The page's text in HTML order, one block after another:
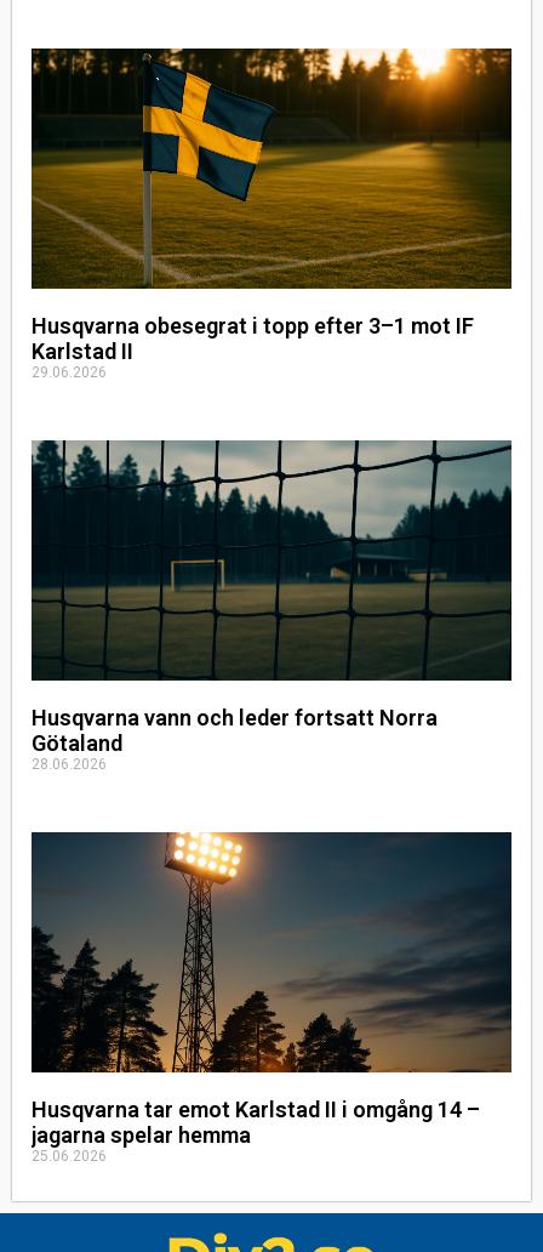
Husqvarna obesegrat i topp efter 3–1 mot IF
Karlstad II
29.06.2026
Husqvarna vann och leder fortsatt Norra
Götaland
28.06.2026
Husqvarna tar emot Karlstad II i omgång 14 –
jagarna spelar hemma
25.06.2026